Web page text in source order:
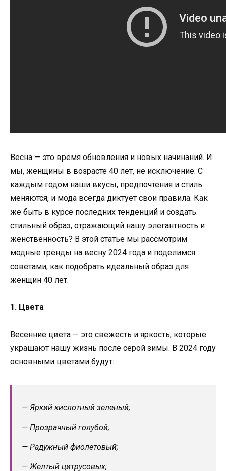
Весна — это время обновления и новых начинаний. И
мы, женщины в возрасте 40 лет, не исключение. С
каждым годом наши вкусы, предпочтения и стиль
меняются, и мода всегда диктует свои правила. Как
же быть в курсе последних тенденций и создать
стильный образ, отражающий нашу элегантность и
женственность? В этой статье мы рассмотрим
модные тренды на весну 2024 года и поделимся
советами, как подобрать идеальный образ для
женщин 40 лет.
1. Цвета
Весенние цвета — это свежесть и яркость, которые
украшают нашу жизнь после серой зимы. В 2024 году
основными цветами будут:
— Яркий кислотный зеленый;
— Прозрачный голубой;
— Радужный фиолетовый;
— Желтый цитрусовых;